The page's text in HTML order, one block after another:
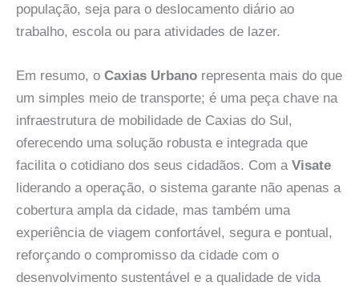
população, seja para o deslocamento diário ao
trabalho, escola ou para atividades de lazer.
Em resumo, o Caxias Urbano representa mais do que
um simples meio de transporte; é uma peça chave na
infraestrutura de mobilidade de Caxias do Sul,
oferecendo uma solução robusta e integrada que
facilita o cotidiano dos seus cidadãos. Com a Visate
liderando a operação, o sistema garante não apenas a
cobertura ampla da cidade, mas também uma
experiência de viagem confortável, segura e pontual,
reforçando o compromisso da cidade com o
desenvolvimento sustentável e a qualidade de vida